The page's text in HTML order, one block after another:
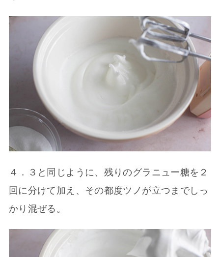
４．３と同じように、残りのグラニュー糖を２
回に分けて加え、その都度ツノが立つまでしっ
かり混ぜる。